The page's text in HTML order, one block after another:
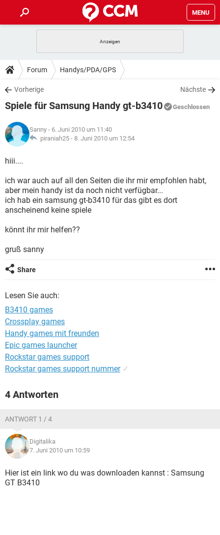
MENU
ANDROID IOS
WINDOWS 10
WHATSAPP TIKTOK
FACEBOOK
TIPPS & TRICKS
SPIELE STREAMING
WHATSAPP
FACEBOOK
DOWNLOADS
SPIELE STREAMING
ANDROID
WINDOWS 10 INSTAGRAM
WHATSAPP
FORUM
SPIELE
ANDROID
WINDOWS 10
WHATSAPP TIKTOK
FACEBOOK HARDWARE
LEXIKON
SPIELE
WINDOWS 10 INSTAGRAM
WHATSAPP
Forum Handys/PDA/GPS
Vorherige Nächste
Spiele für Samsung Handy gt-b3410 Geschlossen
Sanny - 6. Juni 2010 um 11:40
piraniah25 - 8. Juni 2010 um 12:54
hiii....
ich war auch auf all den Seiten die ihr mir empfohlen habt,
aber mein handy ist da noch nicht verfügbar...
ich hab ein samsung gt-b3410 für das gibt es dort
anscheinend keine spiele
könnt ihr mir helfen??
gruß sanny
Share
Lesen Sie auch:
B3410 games
Crossplay games
Handy games mit freunden
Epic games launcher
Rockstar games support
Rockstar games support nummer ✓
4 Antworten
ANTWORT 1 / 4
Digitalika
7. Juni 2010 um 10:59
Hier ist ein link wo du was downloaden kannst : Samsung
GT B3410